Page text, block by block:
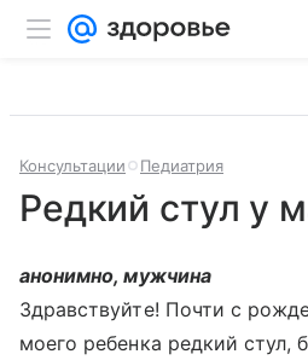
Консультации Педиатрия
Редкий стул у
анонимно, мужчина
Здравствуйте! Почти с
моего ребенка редкий стул,